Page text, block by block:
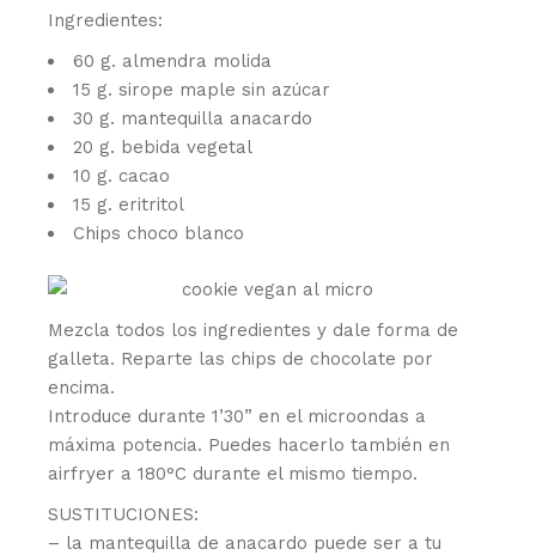
Ingredientes:
60 g. almendra molida
15 g. sirope maple sin azúcar
30 g. mantequilla anacardo
20 g. bebida vegetal
10 g. cacao
15 g. eritritol
Chips choco blanco
Mezcla todos los ingredientes y dale forma de
galleta. Reparte las chips de chocolate por
encima.
Introduce durante 1’30” en el microondas a
máxima potencia. Puedes hacerlo también en
airfryer a 180°C durante el mismo tiempo.
SUSTITUCIONES:
– la mantequilla de anacardo puede ser a tu